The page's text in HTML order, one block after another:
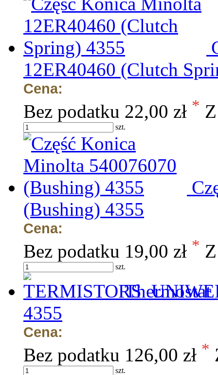
12ER40460 (Clutch
Cena:
Bez podatku 22,00 zł *
szt.
(Bushing) 4355
Cena:
Bez podatku 19,00 zł *
szt.
4355
Cena:
Bez podatku 126,00 zł *
szt.